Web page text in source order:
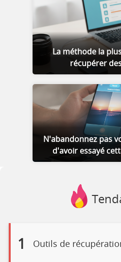
La méthode la
récupérer
N'abandonnez pas
d'avoir essayé
1 Outils de